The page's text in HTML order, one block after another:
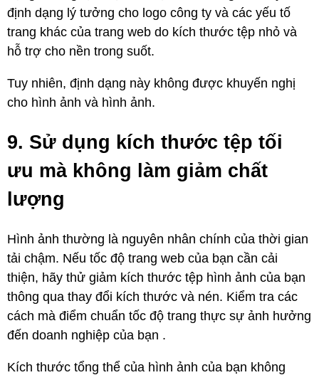
định dạng lý tưởng cho logo công ty và các yếu tố
trang khác của trang web do kích thước tệp nhỏ và
hỗ trợ cho nền trong suốt.
Tuy nhiên, định dạng này không được khuyến nghị
cho hình ảnh và hình ảnh.
9. Sử dụng kích thước tệp tối
ưu mà không làm giảm chất
lượng
Hình ảnh thường là nguyên nhân chính của thời gian
tải chậm. Nếu tốc độ trang web của bạn cần cải
thiện, hãy thử giảm kích thước tệp hình ảnh của bạn
thông qua thay đổi kích thước và nén. Kiểm tra các
cách mà điểm chuẩn tốc độ trang thực sự ảnh hưởng
đến doanh nghiệp của bạn .
Kích thước tổng thể của hình ảnh của bạn không